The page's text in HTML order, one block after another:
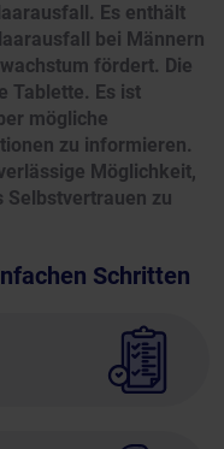
Es enthält
bei Männern
fördert. Die
Tablette. Es ist
mögliche
zu informieren.
Möglichkeit,
Selbstvertrauen zu
Schritten